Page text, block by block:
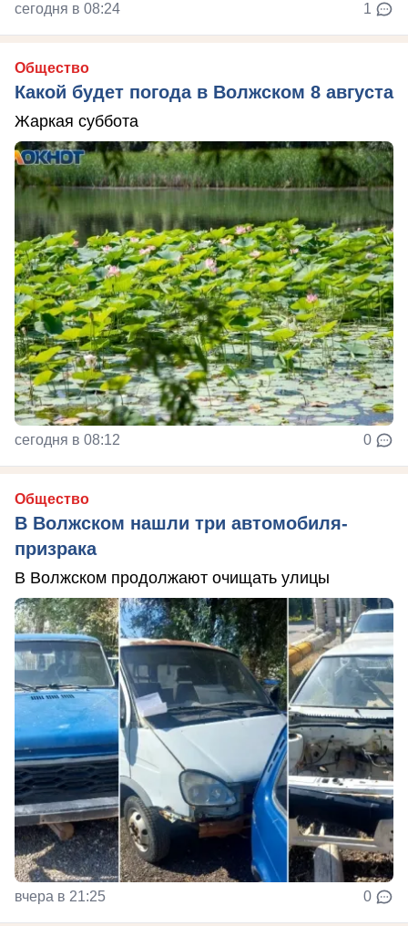
сегодня в 08:24 1
Общество
Какой будет погода в Волжском 8 августа
Жаркая суббота
сегодня в 08:12 0
Общество
В Волжском нашли три автомобиля-
призрака
В Волжском продолжают очищать улицы
вчера в 21:25 0